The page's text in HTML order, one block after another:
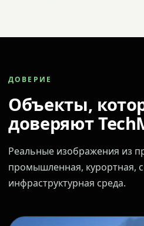
ДОВЕРИЕ
Объекты,
доверяют
Реальные изображения из
промышленная, курортная,
инфраструктурная среда.